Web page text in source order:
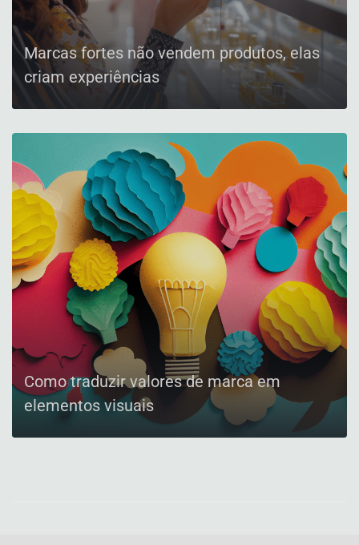
Marcas fortes não vendem produtos, elas
criam experiências
CONFIRA
Como traduzir valores de marca em
elementos visuais